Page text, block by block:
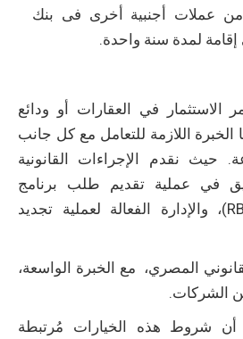
من عملات أجنبية أخرى فى بنك
لمدة سنة واحدة.
الاستثمار في العقارات أو ودائع
اللازمة للتعامل مع كل جانب
حيث نقدم الإجراءات القانونية
في عملية تقديم طلب برنامج
الاستثمار المعدل ( RBI)، والإدارة الفعالة لعملية تجديد
المصري، مع الخبرة الواسعة،
الشركات.
شروط هذه الخيارات مُرتبطة